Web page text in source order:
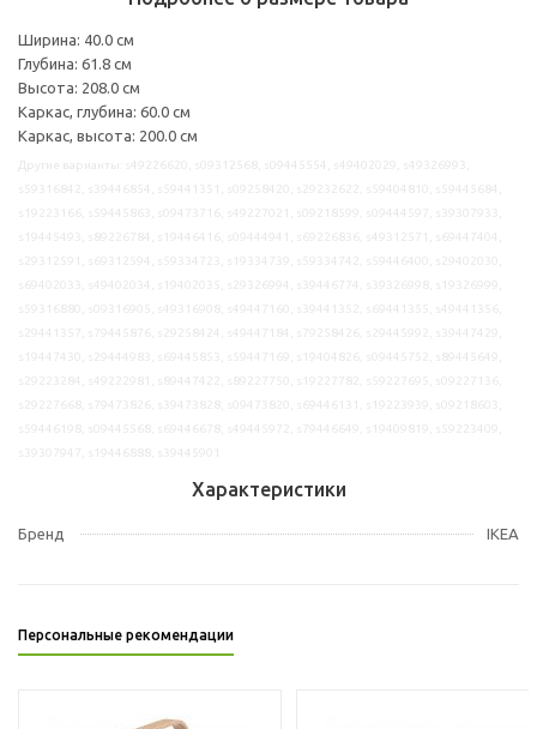
Ширина: 40.0 см
Глубина: 61.8 см
Высота: 208.0 см
Каркас, глубина: 60.0 см
Каркас, высота: 200.0 см
Характеристики
Бренд IKEA
Персональные рекомендации